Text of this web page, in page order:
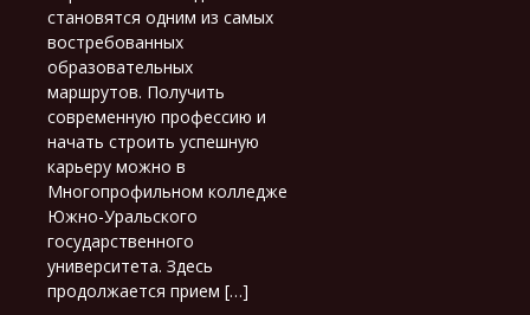
становятся одним из самых
востребованных
образовательных
маршрутов. Получить
современную профессию и
начать строить успешную
карьеру можно в
Многопрофильном колледже
Южно-Уральского
государственного
университета. Здесь
продолжается прием […]